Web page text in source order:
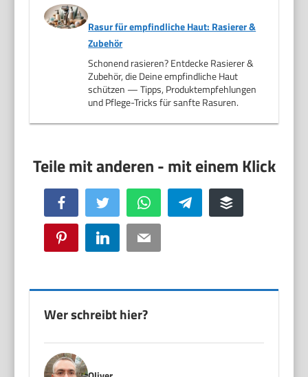
Rasur für empfindliche Haut: Rasierer &
Zubehör
Schonend rasieren? Entdecke Rasierer &
Zubehör, die Deine empfindliche Haut
schützen — Tipps, Produktempfehlungen
und Pflege-Tricks für sanfte Rasuren.
Facebook Twitter WhatsApp Telegram Buffer
Pinterest LinkedIn Email
Wer schreibt hier?